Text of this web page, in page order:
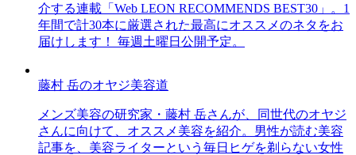
介する連載「Web LEON RECOMMENDS BEST30」。1
年間で計30本に厳選された最高にオススメのネタをお
届けします！ 毎週土曜日公開予定。
藤村 岳のオヤジ美容道
メンズ美容の研究家・藤村 岳さんが、同世代のオヤジ
さんに向けて、オススメ美容を紹介。男性が読む美容
記事を、美容ライターという毎日ヒゲを剃らない女性